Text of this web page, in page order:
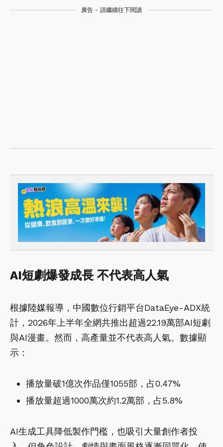
廣告 - 請繼續往下閱讀
AI短劇爆發成長 不代表高人氣
根據陸媒報導，中國數位行銷平台DataEye-ADX統
計，2026年上半年全網共推出超過22.19萬部AI短劇
與AI漫畫。然而，高產量並不代表高人氣。數據顯
示：
播放量破1億次作品僅1055部，占0.47%
播放量超過1000萬次約1.2萬部，占5.8%
AI生成工具降低製作門檻，也吸引大量創作者投